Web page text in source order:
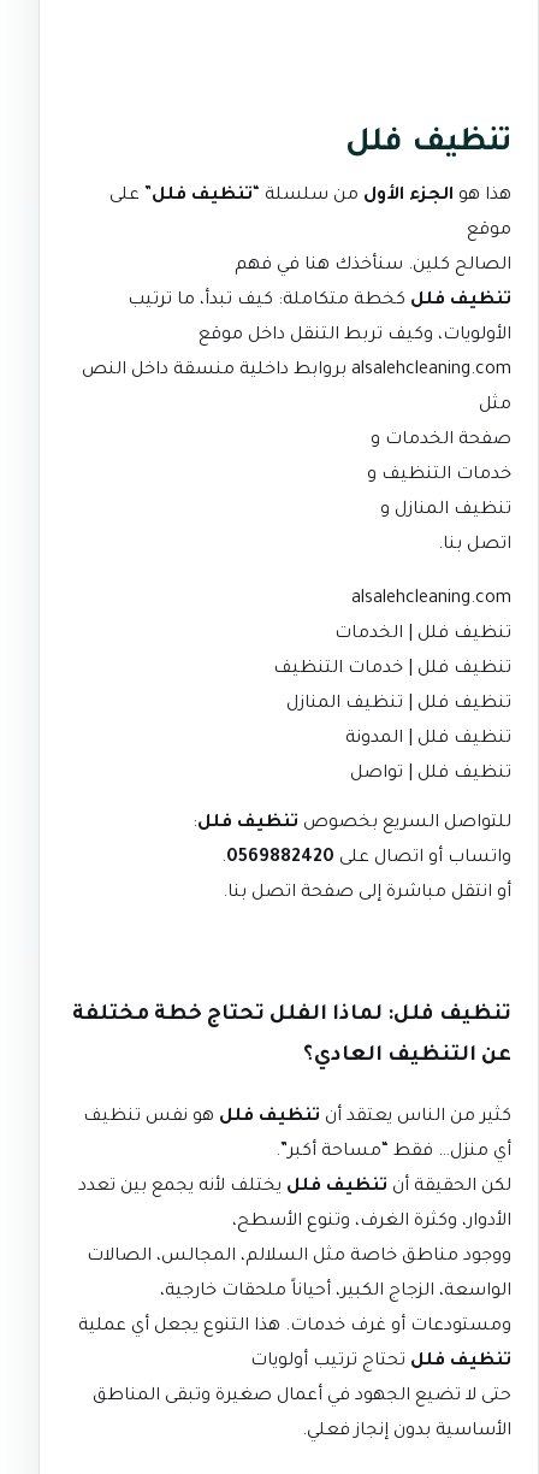
تنظيف فلل
هذا هو الجزء الأول من سلسلة “ تنظيف فلل” على
موقع
الصالح كلين. سنأخذك هنا في فهم
تنظيف فلل كخطة متكاملة: كيف تبدأ، ما ترتيب
الأولويات، وكيف تربط التنقل داخل موقع
alsalehcleaning.com بروابط داخلية منسقة داخل النص
مثل
صفحة الخدمات و
خدمات التنظيف و
تنظيف المنازل و
اتصل بنا.
alsalehcleaning.com
تنظيف فلل | الخدمات
تنظيف فلل | خدمات التنظيف
تنظيف فلل | تنظيف المنازل
تنظيف فلل | المدونة
تنظيف فلل | تواصل
للتواصل السريع بخصوص تنظيف فلل:
واتساب أو اتصال على 0569882420
.
أو انتقل مباشرة إلى صفحة اتصل بنا.
تنظيف فلل: لماذا الفلل تحتاج خطة مختلفة
عن التنظيف العادي؟
كثير من الناس يعتقد أن تنظيف فلل هو نفس تنظيف
أي منزل… فقط “مساحة أكبر”.
لكن الحقيقة أن تنظيف فلل يختلف لأنه يجمع بين تعدد
الأدوار، وكثرة الغرف، وتنوع الأسطح،
ووجود مناطق خاصة مثل السلالم، المجالس، الصالات
الواسعة، الزجاج الكبير، أحياناً ملحقات خارجية،
ومستودعات أو غرف خدمات. هذا التنوع يجعل أي عملية
تنظيف فلل تحتاج ترتيب أولويات
حتى لا تضيع الجهود في أعمال صغيرة وتبقى المناطق
الأساسية بدون إنجاز فعلي.